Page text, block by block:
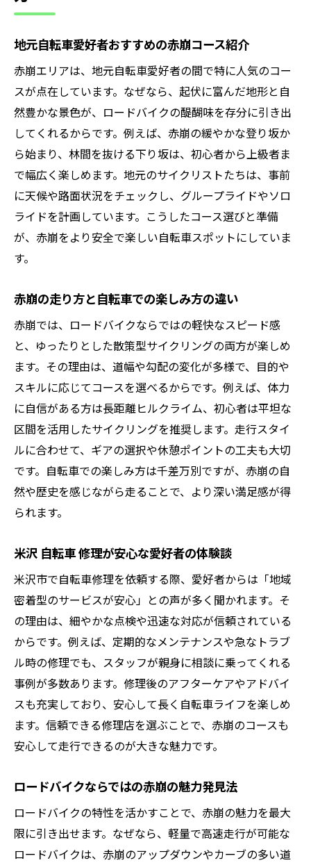
地元自転車愛好者おすすめの赤崩コース紹介
赤崩エリアは、地元自転車愛好者の間で特に人気のコー
スが点在しています。なぜなら、起伏に富んだ地形と自
然豊かな景色が、ロードバイクの醍醐味を存分に引き出
してくれるからです。例えば、赤崩の緩やかな登り坂か
ら始まり、林間を抜ける下り坂は、初心者から上級者ま
で幅広く楽しめます。地元のサイクリストたちは、事前
に天候や路面状況をチェックし、グループライドやソロ
ライドを計画しています。こうしたコース選びと準備
が、赤崩をより安全で楽しい自転車スポットにしていま
す。
赤崩の走り方と自転車での楽しみ方の違い
赤崩では、ロードバイクならではの軽快なスピード感
と、ゆったりとした散策型サイクリングの両方が楽しめ
ます。その理由は、道幅や勾配の変化が多様で、目的や
スキルに応じてコースを選べるからです。例えば、体力
に自信がある方は長距離ヒルクライム、初心者は平坦な
区間を活用したサイクリングを推奨します。走行スタイ
ルに合わせて、ギアの選択や休憩ポイントの工夫も大切
です。自転車での楽しみ方は千差万別ですが、赤崩の自
然や歴史を感じながら走ることで、より深い満足感が得
られます。
米沢 自転車 修理が安心な愛好者の体験談
米沢市で自転車修理を依頼する際、愛好者からは「地域
密着型のサービスが安心」との声が多く聞かれます。そ
の理由は、細やかな点検や迅速な対応が信頼されている
からです。例えば、定期的なメンテナンスや急なトラブ
ル時の修理でも、スタッフが親身に相談に乗ってくれる
事例が多数あります。修理後のアフターケアやアドバイ
スも充実しており、安心して長く自転車ライフを楽しめ
ます。信頼できる修理店を選ぶことで、赤崩のコースも
安心して走行できるのが大きな魅力です。
ロードバイクならではの赤崩の魅力発見法
ロードバイクの特性を活かすことで、赤崩の魅力を最大
限に引き出せます。なぜなら、軽量で高速走行が可能な
ロードバイクは、赤崩のアップダウンやカーブの多い道